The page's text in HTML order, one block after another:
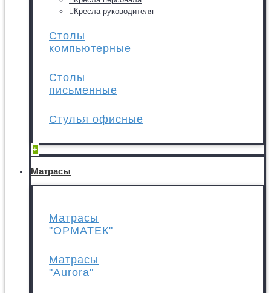
Кресла руководителя
Столы
компьютерные
Столы
письменные
Стулья офисные
+
Матрасы
Матрасы
"ОРМАТЕК"
Матрасы
"Aurora"